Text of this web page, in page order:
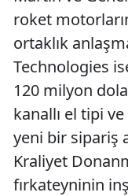
roket
ortaklık
Technologies
120 milyon
kanallı el tipi
yeni bir sipariş
Kraliyet
fırkateyninin